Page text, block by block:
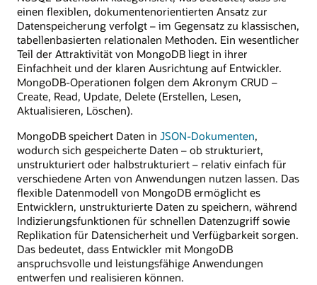
einen flexiblen, dokumentenorientierten Ansatz zur
Datenspeicherung verfolgt – im Gegensatz zu klassischen,
tabellenbasierten relationalen Methoden. Ein wesentlicher
Teil der Attraktivität von MongoDB liegt in ihrer
Einfachheit und der klaren Ausrichtung auf Entwickler.
MongoDB-Operationen folgen dem Akronym CRUD –
Create, Read, Update, Delete (Erstellen, Lesen,
Aktualisieren, Löschen).
MongoDB speichert Daten in JSON-Dokumenten,
wodurch sich gespeicherte Daten – ob strukturiert,
unstrukturiert oder halbstrukturiert – relativ einfach für
verschiedene Arten von Anwendungen nutzen lassen. Das
flexible Datenmodell von MongoDB ermöglicht es
Entwicklern, unstrukturierte Daten zu speichern, während
Indizierungsfunktionen für schnellen Datenzugriff sowie
Replikation für Datensicherheit und Verfügbarkeit sorgen.
Das bedeutet, dass Entwickler mit MongoDB
anspruchsvolle und leistungsfähige Anwendungen
entwerfen und realisieren können.